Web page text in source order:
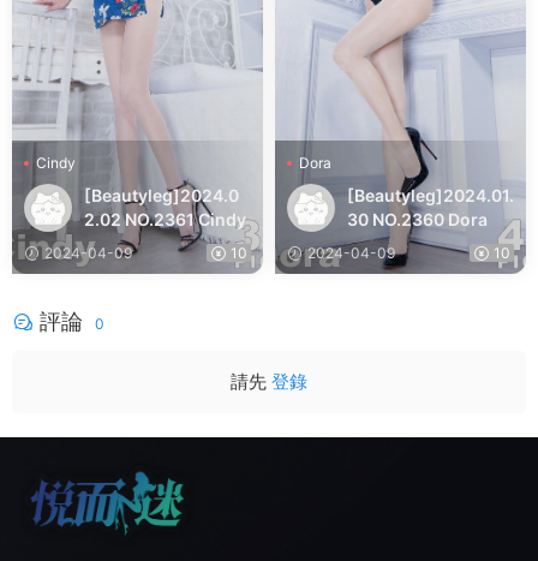
Cindy
[Beautyleg]2024.0
2.02 NO.2361 Cindy
2024-04-09 10
Dora
[Beautyleg]2024.01.
30 NO.2360 Dora
2024-04-09 10
評論 0
請先 登錄